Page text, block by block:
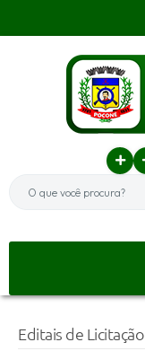
O que você procura?
Editais de Licitação